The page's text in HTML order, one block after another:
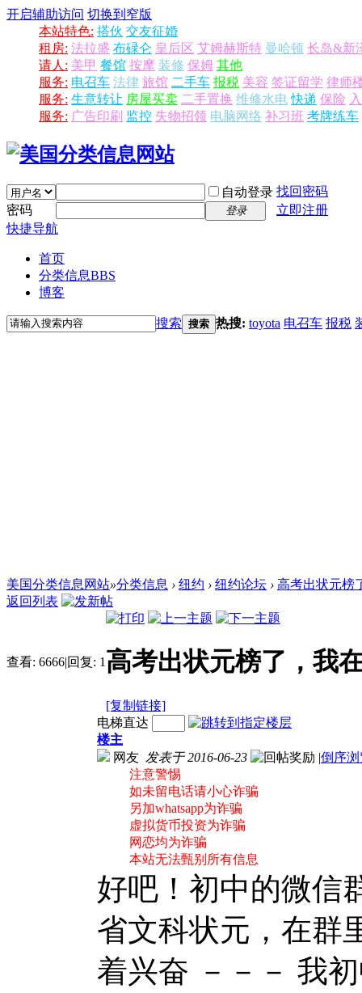
开启辅助访问 切换到窄版
本站特色: 搭伙 交友征婚
租房: 法拉盛 布碌仑 皇后区 艾姆赫斯特 曼哈顿 长岛&新
请人: 美甲 餐馆 按摩 装修 保姆 其他
服务: 电召车 法律 旅馆 二手车 报税 美容 签证留学 律师
服务: 生意转让 房屋买卖 二手置换 维修水电 快递 保险
服务: 广告印刷 监控 失物招领 电脑网络 补习班 考牌练车
自动登录 找回密码
密码
登录
立即注册
快捷导航
首页
分类信息BBS
博客
搜索 搜索 热搜: toyota 电召车 报税
美国分类信息网站»分类信息 › 纽约 › 纽约论坛 › 高考出状元榜
返回列表
查看: 6666|回复: 1 高考出状元榜了，我
[复制链接]
电梯直达
楼主
网友 发表于 2016-06-23 |倒序浏
注意警惕
如未留电话请小心诈骗
另加whatsapp为诈骗
虚拟货币投资为诈骗
网恋均为诈骗
本站无法甄别所有信息
好吧！初中的微信
省文科状元，在群
着兴奋 －－－ 我